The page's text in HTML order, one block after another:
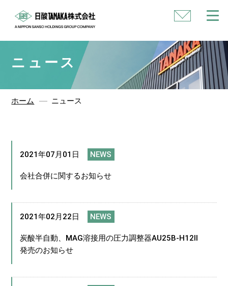
い
合
せ
ニュース
ホーム ニュース
2021年07月01日 NEWS
会社合併に関するお知らせ
2021年02月22日 NEWS
炭酸半自動、MAG溶接用の圧力調整器AU25B-H12Ⅱ
発売のお知らせ